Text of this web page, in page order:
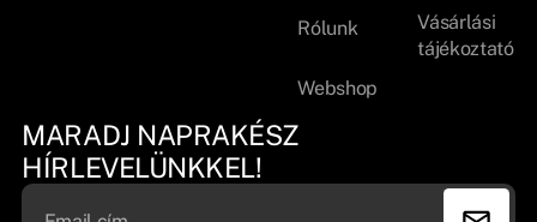
Rólunk
Webshop
Vásárlási
tájékoztató
MARADJ NAPRAKÉSZ
HÍRLEVELÜNKKEL!